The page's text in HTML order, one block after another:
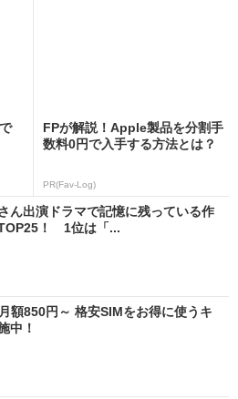
FPが解説！Apple製品を分割手
数料0円で入手する方法とは？
PR(Fav-Log)
ん出演ドラマで記憶に残っている作
！ 1位は「...
額850円～ 格安SIMをお得に使うキ
中！